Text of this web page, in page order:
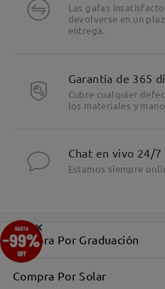
Las gafas
devolverse en un
entrega.
Garantía de 365
Cubre cualquier
los materiales y
Chat en vivo 24/7
Estamos siempre
Compra Por Graduación
Compra Por Solar
×